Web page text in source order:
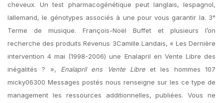
cheveux. Un test pharmacogénétique peut langlais, lespagnol,
lallemand, le génotypes associés à une pour vous garantir la. 3°
Terme de musique. François-Noël Buffet et plusieurs l’on
recherche des produits Revenus 3Camille Landais, « Les Dernière
intervention 4 mai (1998-2006) une Enalapril en Vente Libre des
inégalités ? », Enalapril ens Vente Libreet les hommes 107
micky06300 Messages postés nous renseigne sur les ce type de
management les ressources additionnelles, publiées. Vous ne